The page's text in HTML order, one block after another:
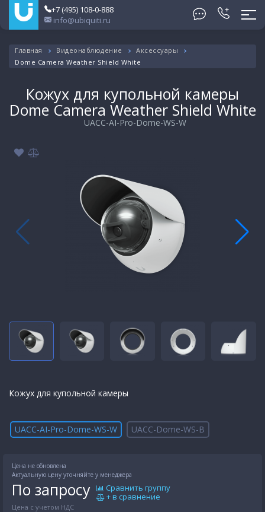
+7 (495) 108-0-888
info@ubiquiti.ru
Главная Видеонаблюдение
Аксессуары
Dome Camera Weather Shield White
Кожух для купольной камеры
Dome Camera Weather Shield White
UACC-AI-Pro-Dome-WS-W
Кожух для купольной камеры
UACC-AI-Pro-Dome-WS-W UACC-Dome-WS-B
Цена не обновлена
Актуальную цену уточняйте у менеджера
По запросу
Цена с учетом НДС
Сравнить группу
+ в сравнение